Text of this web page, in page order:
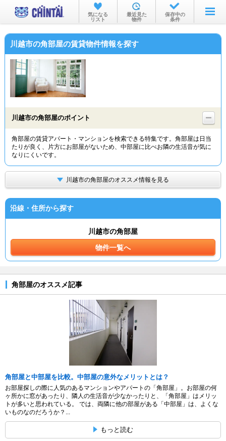
お部屋を探す
沿線・駅から
物件特集から
TOP
気になる
リスト
最近見た
物件
保存中の
条件
川越市の角部屋の賃貸物件情報を探す
川越市の角部屋のポイント
角部屋の賃貸アパート・マンションを検索できる特集です。角部屋は日当
たりが良く、片方にお部屋がないため、中部屋に比べお隣の生活音が気に
なりにくいです。
川越市の角部屋のオススメ情報を見る
沿線・住所から探す
川越市の角部屋
物件一覧へ
角部屋のオススメ記事
角部屋と中部屋を比較。中部屋の意外なメリットとは？
お部屋探しの際に人気のあるマンションやアパートの「角部屋」。お部屋の何
ヶ所かに窓があったり、隣人の生活音が少なかったりと、「角部屋」はメリッ
トが多いと思われている。 では、両隣に他の部屋がある「中部屋」は、よくな
いものなのだろうか？...
もっと読む